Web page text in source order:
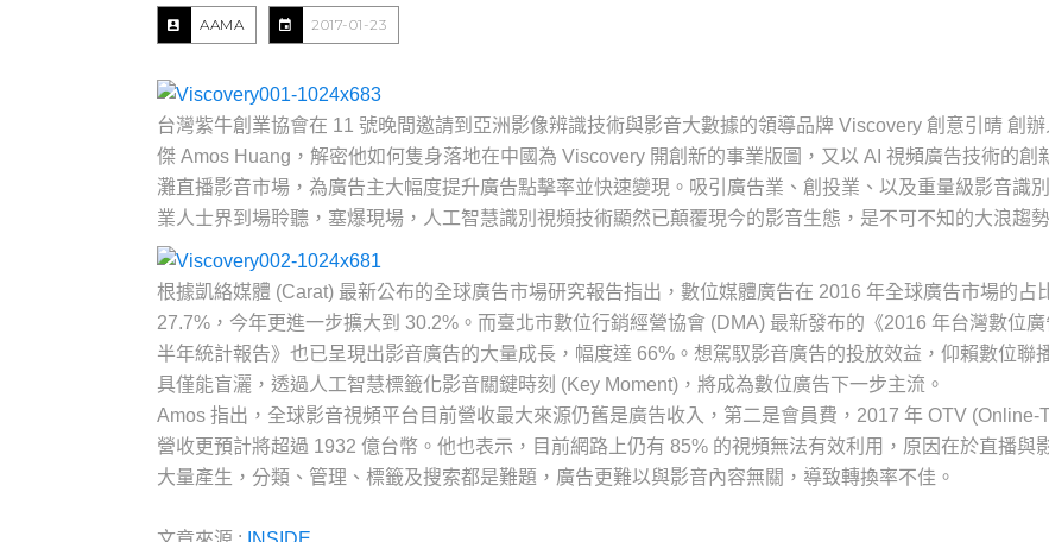
AAMA 2017-01-23
台灣紫牛創業協會在 11 號晚間邀請到亞洲影像辨識技術與影音大數據的領導品牌 Viscovery 創意引晴 創辦
傑 Amos Huang，解密他如何隻身落地在中國為 Viscovery 開創新的事業版圖，又以 AI 視頻廣告技術的創
灘直播影音市場，為廣告主大幅度提升廣告點擊率並快速變現。吸引廣告業、創投業、以及重量級影音識
業人士界到場聆聽，塞爆現場，人工智慧識別視頻技術顯然已顛覆現今的影音生態，是不可不知的大浪趨勢
根據凱絡媒體 (Carat) 最新公布的全球廣告市場研究報告指出，數位媒體廣告在 2016 年全球廣告市場的占
27.7%，今年更進一步擴大到 30.2%。而臺北市數位行銷經營協會 (DMA) 最新發布的《2016 年台灣數位廣
半年統計報告》也已呈現出影音廣告的大量成長，幅度達 66%。想駕馭影音廣告的投放效益，仰賴數位聯
具僅能盲灑，透過人工智慧標籤化影音關鍵時刻 (Key Moment)，將成為數位廣告下一步主流。
Amos 指出，全球影音視頻平台目前營收最大來源仍舊是廣告收入，第二是會員費，2017 年 OTV (Online-
營收更預計將超過 1932 億台幣。他也表示，目前網路上仍有 85% 的視頻無法有效利用，原因在於直播與
大量產生，分類、管理、標籤及搜索都是難題，廣告更難以與影音內容無關，導致轉換率不佳。